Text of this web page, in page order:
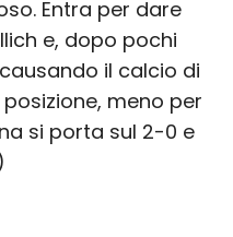
Entra per dare
e, dopo pochi
il calcio di
meno per
si porta sul 2-0 e